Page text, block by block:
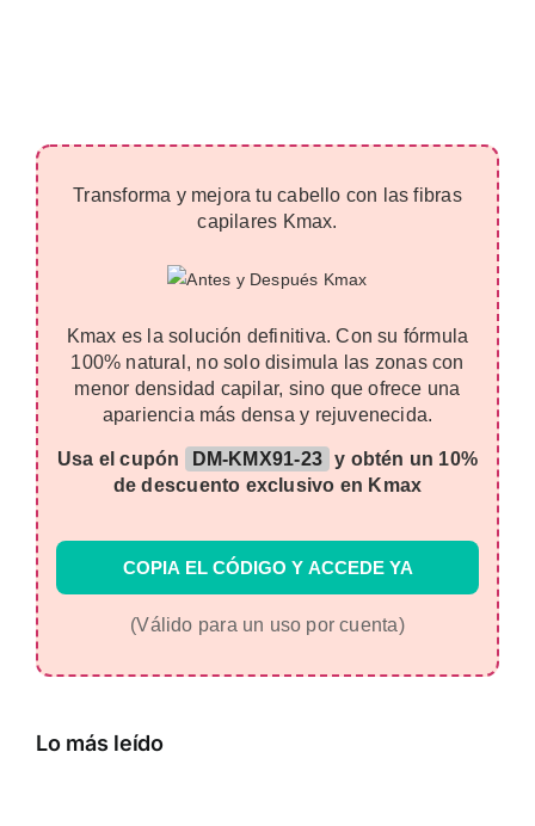
Transforma y mejora tu cabello con las fibras
capilares Kmax.
Kmax es la solución definitiva. Con su fórmula
100% natural, no solo disimula las zonas con
menor densidad capilar, sino que ofrece una
apariencia más densa y rejuvenecida.
Usa el cupón DM-KMX91-23 y obtén un 10%
de descuento exclusivo en Kmax
COPIA EL CÓDIGO Y ACCEDE YA
(Válido para un uso por cuenta)
Lo más leído